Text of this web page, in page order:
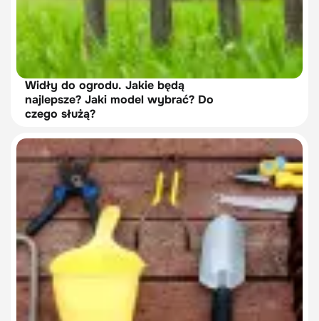
Widły do ogrodu. Jakie będą
najlepsze? Jaki model wybrać? Do
czego służą?